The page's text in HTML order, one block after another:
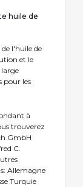
huile de
l'huile de
et le
pour les
à
trouverez
GmbH
C.
Allemagne
Turquie